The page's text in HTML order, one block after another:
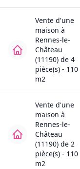
Vente d'une
maison à
Rennes-le-
Château
(11190) de 4
pièce(s) - 110
m2
Vente d'une
maison à
Rennes-le-
Château
(11190) de 2
pièce(s) - 110
m2